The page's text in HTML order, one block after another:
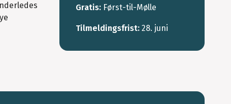
Gratis: Først-til-Mølle
Tilmeldingsfrist: 28. juni